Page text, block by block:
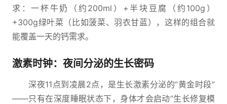
求：一杯牛奶（约200ml）+半块豆腐（约100g）
+300g绿叶菜（比如菠菜、羽衣甘蓝），这样的组合就
能覆盖一天的钙需求。
激素时钟：夜间分泌的生长密码
深夜11点到凌晨2点，是生长激素分泌的“黄金时段”
——只有在深度睡眠状态下，身体才会启动“生长修复模